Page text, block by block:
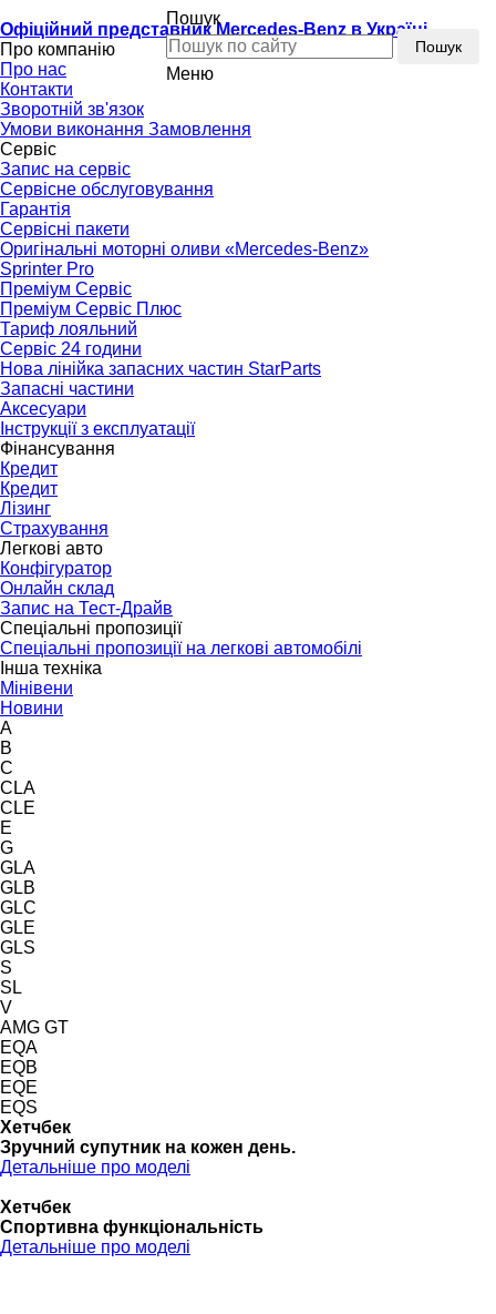
Офіційний представник Mercedes-Benz в Україні
Пошук
Пошук
Меню
Про компанію
Про нас
Контакти
Зворотній зв'язок
Умови виконання Замовлення
Сервіс
Запис на сервіс
Сервісне обслуговування
Гарантія
Сервісні пакети
Оригінальні моторні оливи «Mercedes-Benz»
Sprinter Pro
Преміум Сервіс
Преміум Сервіс Плюс
Тариф лояльний
Сервіс 24 години
Нова лінійка запасних частин StarParts
Запасні частини
Аксесуари
Інструкції з експлуатації
Фінансування
Кредит
Кредит
Лізинг
Страхування
Легкові авто
Конфігуратор
Онлайн склад
Запис на Тест-Драйв
Спеціальні пропозиції
Спеціальні пропозиції на легкові автомобілі
Інша техніка
Мінівени
Новини
A
B
C
CLA
CLE
E
G
GLA
GLB
GLC
GLE
GLS
S
SL
V
AMG GT
EQA
EQB
EQE
EQS
Хетчбек
Зручний супутник на кожен день.
Детальніше про моделі
Хетчбек
Спортивна функціональність
Детальніше про моделі